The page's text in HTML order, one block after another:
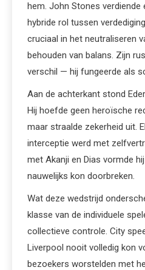
hem. John Stones verdiende
hybride rol tussen
cruciaal in het neutraliseren
behouden van balans. Zijn
verschil — hij fungeerde als
Aan de achterkant stond
Hij hoefde geen heroïsche
maar straalde zekerheid uit.
interceptie werd met
met Akanji en Dias vormde
nauwelijks kon doorbreken.
Wat deze wedstrijd
klasse van de individuele
collectieve controle. City
Liverpool nooit volledig kon
bezoekers worstelden met